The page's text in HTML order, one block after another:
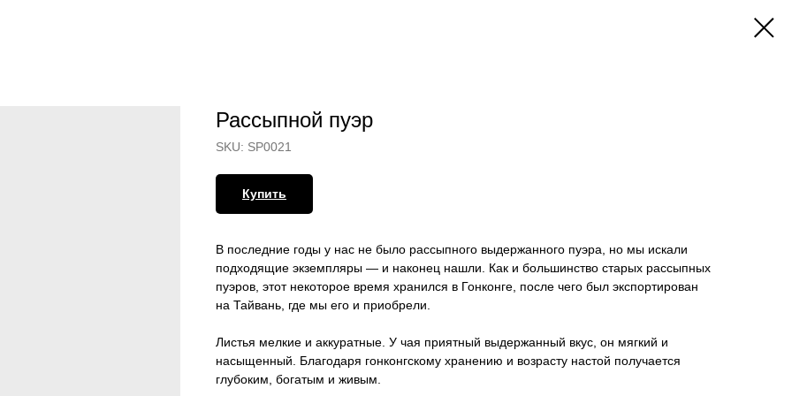
Рассыпной пуэр
SKU: SP0021
Купить
В последние годы у нас не было рассыпного выдержанного пуэра, но мы искали
подходящие экземпляры — и наконец нашли. Как и большинство старых рассыпных
пуэров, этот некоторое время хранился в Гонконге, после чего был экспортирован
на Тайвань, где мы его и приобрели.
Листья мелкие и аккуратные. У чая приятный выдержанный вкус, он мягкий и
насыщенный. Благодаря гонконгскому хранению и возрасту настой получается
глубоким, богатым и живым.